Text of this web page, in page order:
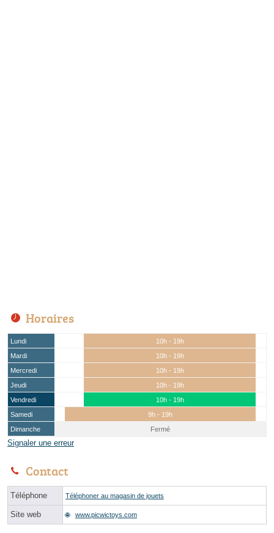
Horaires
Lundi
10h - 19h
Mardi
10h - 19h
Mercredi
10h - 19h
Jeudi
10h - 19h
Vendredi
10h - 19h
Samedi
9h - 19h
Dimanche
Fermé
Signaler une erreur
Contact
Téléphone Téléphoner au magasin de jouets
Site web www.picwictoys.com